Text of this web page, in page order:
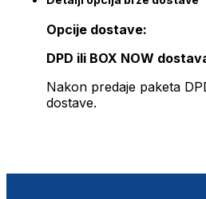
Opcije dostave:
DPD ili BOX NOW
Nakon predaje paketa
dostave.